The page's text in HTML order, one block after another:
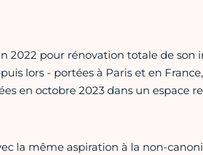
2022 pour rénovation totale de son
lors - portées à Paris et en
en octobre 2023 dans un espace
la même aspiration à la non-